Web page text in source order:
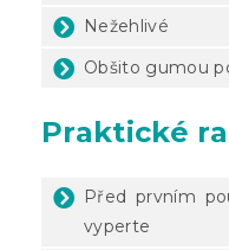
Nežehlivé
Obšito gumou
Praktické
Před prvním
vyperte